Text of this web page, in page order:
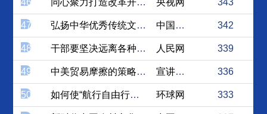
46 同心聚力打造改革开放新高地 央视网 343
47 弘扬中华优秀传统文化 开... 中国社会科学网 342
48 干部要坚决远离各种“小圈子” 人民网 339
49 中美贸易摩擦的策略和政策运... 宣讲家网 336
50 如何使“航行自由行动”远离... 环球网 333